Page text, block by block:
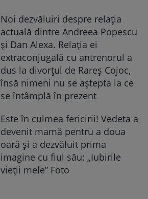
Noi dezvăluiri despre relația
actuală dintre Andreea Popescu
și Dan Alexa. Relația ei
extraconjugală cu antrenorul a
dus la divorțul de Rareș Cojoc,
însă nimeni nu se aștepta la ce
se întâmplă în prezent
Este în culmea fericirii! Vedeta a
devenit mamă pentru a doua
oară și a dezvăluit prima
imagine cu fiul său: „Iubirile
vieții mele” Foto